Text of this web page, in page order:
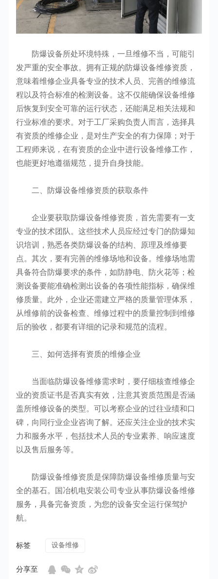
防爆设备所处环境特殊，一旦维修不当，可能引
发严重的安全事故。拥有正规的防爆设备维修资质，
意味着维修企业具备专业的技术人员、完善的维修流
程以及符合标准的检测设备。这不仅能确保设备维修
后恢复到安全可靠的运行状态，还能满足相关法规和
行业标准的要求。对于工厂采购负责人而言，选择具
有资质的维修企业，是对生产安全的有力保障；对于
工程师来说，在有资质的企业中进行设备维修工作，
也能更好地遵循规范，提升自身技能。
二、防爆设备维修资质的获取条件
企业要获取防爆设备维修资质，首先需要有一支
专业的技术团队。这些技术人员应经过专门的防爆知
识培训，熟悉各类防爆设备的结构、原理及维修要
点。其次，要有完善的维修场地和设备。维修场地需
具备符合防爆要求的条件，如防静电、防火花等；检
测设备要能准确检测出设备的各项性能指标，确保维
修质量。此外，企业还需建立严格的质量管理体系，
从维修前的设备检查、维修过程中的质量控制到维修
后的验收，都要有详细的记录和规范的流程。
三、如何选择有资质的维修企业
当面临防爆设备维修需求时，要仔细核查维修企
业的资质证书是否真实有效，注意其资质范围是否涵
盖所维修设备的类型。可以考察企业的过往业绩和口
碑，向同行业企业咨询了解。还应关注企业的技术实
力和服务水平，包括技术人员的专业素养、响应速度
以及售后服务等。
防爆设备维修资质是保障防爆设备维修质量与安
全的基石。国冶机电安装公司专业从事防爆设备维修
服务，具备完备资质，为您的设备安全运行保驾护
航。
标签 设备维修
分享至